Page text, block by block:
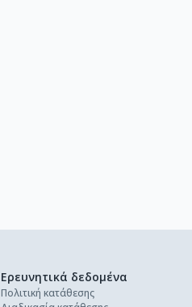
Ερευνητικά δεδομένα
Πολιτική κατάθεσης